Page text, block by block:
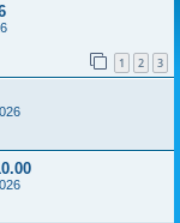
1 2 3